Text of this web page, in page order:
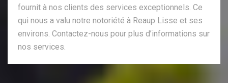
fournit à nos clients des services exceptionnels. Ce
qui nous a valu notre notoriété à Reaup Lisse et ses
environs. Contactez-nous pour plus d’informations sur
nos services.